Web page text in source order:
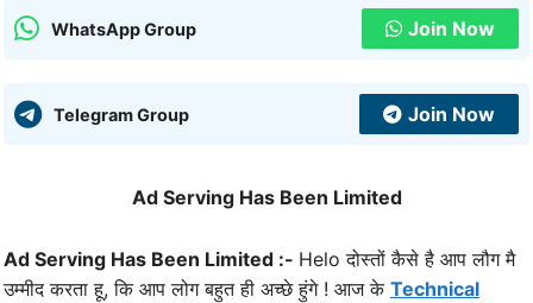
WhatsApp Group Join Now
Telegram Group Join Now
Ad Serving Has Been Limited
Ad Serving Has Been Limited :- Helo दोस्तों कैसे है आप लौग मै
उम्मीद करता हू, कि आप लोग बहुत ही अच्छे हुंगे ! आज के Technical